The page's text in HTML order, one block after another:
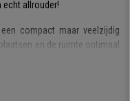
echt allrouder!
compact maar veelzijdig
en de ruimte optimaal